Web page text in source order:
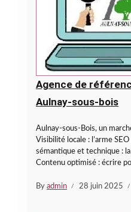
Agence de
Aulnay-sous-bois
Aulnay-sous-Bois, un
Visibilité locale : l’arme
sémantique et technique :
Contenu optimisé : écrire
By admin 28 juin 2025